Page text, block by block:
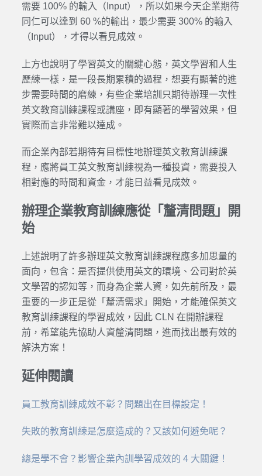
需要 100% 的輸入（Input），所以如果今天企業期待
同仁可以達到 60 %的輸出，最少需要 300% 的輸入
（Input），才得以看見成效。
上方也說明了學習英文的關鍵心態，英文學習和人生
歷練一樣，是一段長期累積的過程，想要有顯著的進
步需要時間的磨練，有些企業培訓只期待辦理一次性
英文教育訓練課程或講座，即有顯著的學習效果，但
實際而言非常難以達成。
而企業內部若期待有目標性地辦理英文教育訓練課
程，應將員工英文教育訓練視為一種投資，需要投入
相對應的時間和資金，才能日益看見成效。
辦理企業教育訓練應從「釐清問題」開
始
上述說明了許多辦理英文教育訓練課程應多加思量的
面向，包含：是否提供使用英文的環境、公司對於英
文學習的認知等，而身為企業人資，如先前所及，最
重要的一步正是從「釐清需求」開始，才能確保英文
教育訓練課程的學習成效，因此 CLN 在開辦課程
前，希望能先協助人資釐清問題，進而找出最有效的
解決方案！
延伸閱讀
員工教育訓練成效不彰？問題出在目標設定！
失敗的教育訓練是怎麼造成的？又該如何避免呢？
總是學不會？影響企業內訓學習成效的 4 大關鍵！